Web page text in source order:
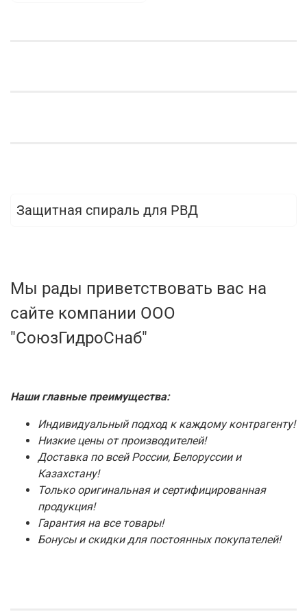
Защитная спираль для РВД
Мы рады приветствовать вас на
сайте компании ООО
"СоюзГидроСнаб"
Наши главные преимущества:
Индивидуальный подход к каждому контрагенту!
Низкие цены от производителей!
Доставка по всей России, Белоруссии и
Казахстану!
Только оригинальная и сертифицированная
продукция!
Гарантия на все товары!
Бонусы и скидки для постоянных покупателей!